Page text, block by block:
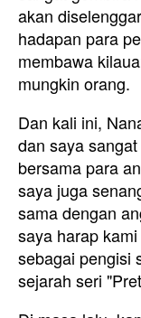
akan
hadapan para
membawa
mungkin orang.
Dan kali ini,
dan saya
bersama para
saya juga
sama dengan
saya harap
sebagai pengisi
sejarah seri